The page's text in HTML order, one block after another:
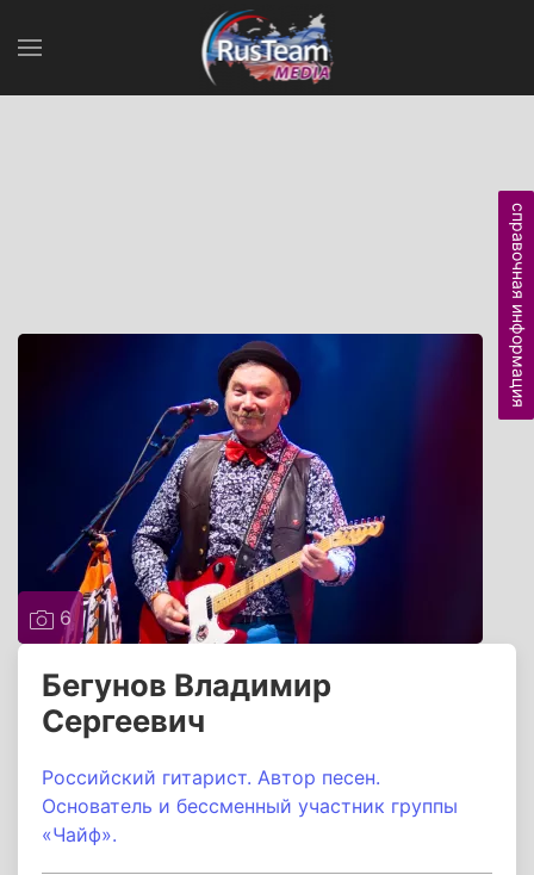
6
Бегунов Владимир
Сергеевич
Российский гитарист. Автор песен.
Основатель и бессменный участник группы
«Чайф».
справочная информация